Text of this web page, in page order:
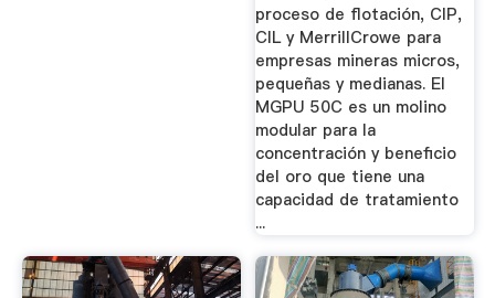
proceso de flotación, CIP,
CIL y MerrillCrowe para
empresas mineras micros,
pequeñas y medianas. El
MGPU 50C es un molino
modular para la
concentración y beneficio
del oro que tiene una
capacidad de tratamiento
...